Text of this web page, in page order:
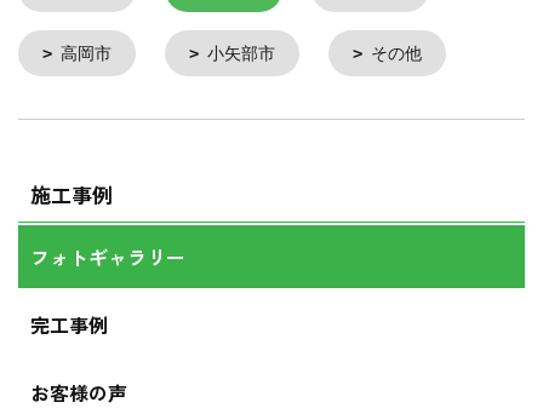
高岡市 小矢部市 その他
施工事例
フォトギャラリー
完工事例
お客様の声